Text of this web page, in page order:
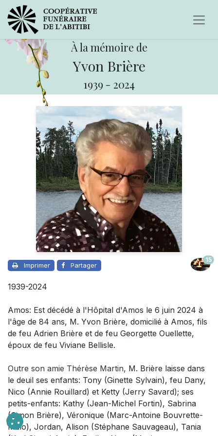
À la mémoire de
Yvon Brière
1939 - 2024
Imprimer Partager
15
1939-2024
Amos: Est décédé à l'Hôpital d'Amos le 6 juin 2024 à
l'âge de 84 ans, M. Yvon Brière, domicilié à Amos, fils
de feu Adrien Brière et de feu Georgette Ouellette,
époux de feu Viviane Bellisle.
Outre son amie Thérèse Martin, M. Brière laisse dans
le deuil ses enfants: Tony (Ginette Sylvain), feu Dany,
Nico (Annie Rouillard) et Ketty (Jerry Savard); ses
petits-enfants: Kathy (Jean-Michel Fortin), Sabrina
(Simon Brière), Véronique (Marc-Antoine Bouvrette-
Malo), Jordan, Alison (Stéphane Sauvageau), Tania